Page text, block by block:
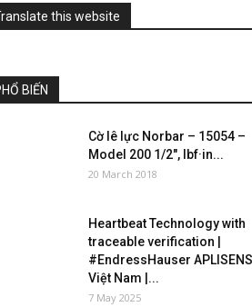
this website
BIẾN
Cờ lê lực Norbar – 15054 –
Model 200 1/2″, lbf·in...
20 March 2018
Heartbeat Technology with
traceable verification |
#EndressHauser APLISENS
Việt Nam |...
7 May 2025